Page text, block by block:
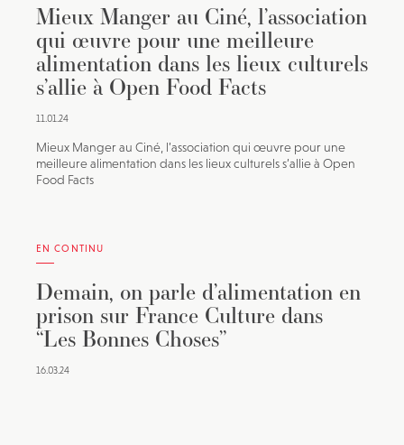
Mieux Manger au Ciné, l’association
qui œuvre pour une meilleure
alimentation dans les lieux culturels
s’allie à Open Food Facts
11.01.24
Mieux Manger au Ciné, l’association qui œuvre pour une
meilleure alimentation dans les lieux culturels s’allie à Open
Food Facts
EN CONTINU
Demain, on parle d’alimentation en
prison sur France Culture dans
“Les Bonnes Choses”
16.03.24